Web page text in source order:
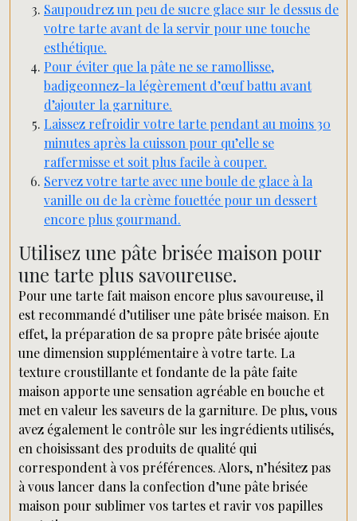
Saupoudrez un peu de sucre glace sur le dessus de
votre tarte avant de la servir pour une touche
esthétique.
Pour éviter que la pâte ne se ramollisse,
badigeonnez-la légèrement d’œuf battu avant
d’ajouter la garniture.
Laissez refroidir votre tarte pendant au moins 30
minutes après la cuisson pour qu’elle se
raffermisse et soit plus facile à couper.
Servez votre tarte avec une boule de glace à la
vanille ou de la crème fouettée pour un dessert
encore plus gourmand.
Utilisez une pâte brisée maison pour
une tarte plus savoureuse.
Pour une tarte fait maison encore plus savoureuse, il
est recommandé d’utiliser une pâte brisée maison. En
effet, la préparation de sa propre pâte brisée ajoute
une dimension supplémentaire à votre tarte. La
texture croustillante et fondante de la pâte faite
maison apporte une sensation agréable en bouche et
met en valeur les saveurs de la garniture. De plus, vous
avez également le contrôle sur les ingrédients utilisés,
en choisissant des produits de qualité qui
correspondent à vos préférences. Alors, n’hésitez pas
à vous lancer dans la confection d’une pâte brisée
maison pour sublimer vos tartes et ravir vos papilles